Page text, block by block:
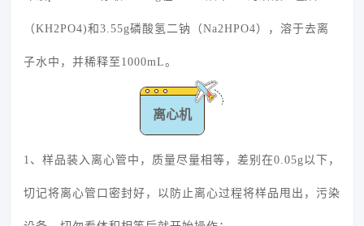
（KH2PO4)和3.55g磷酸氢二钠（Na2HPO4），溶于去离
子水中，并稀释至1000mL。
离心机
1、样品装入离心管中，质量尽量相等，差别在0.05g以下，
切记将离心管口密封好，以防止离心过程将样品甩出，污染